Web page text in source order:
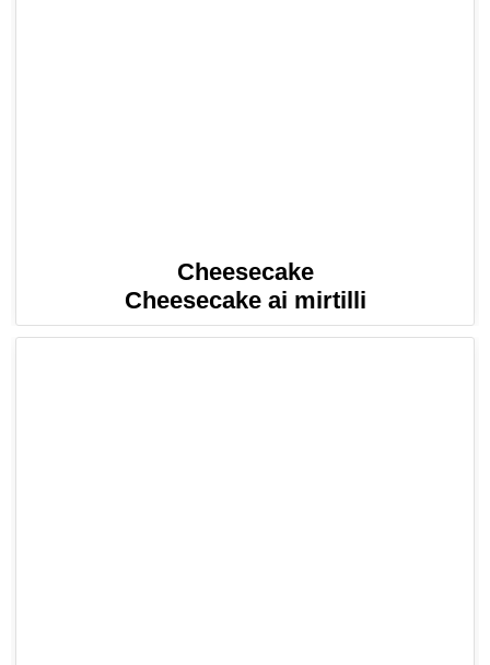
Cheesecake
Cheesecake ai mirtilli